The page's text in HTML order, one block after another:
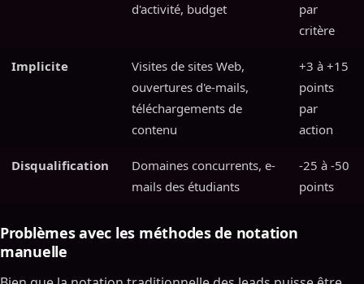
d'activité, budget
par
critère
Implicite
Visites de sites Web,
ouvertures d'e-mails,
téléchargements de
contenu
+3 à +15
points
par
action
Disqualification
Domaines concurrents, e-
mails des étudiants
-25 à -50
points
Problèmes avec les méthodes de notation
manuelle